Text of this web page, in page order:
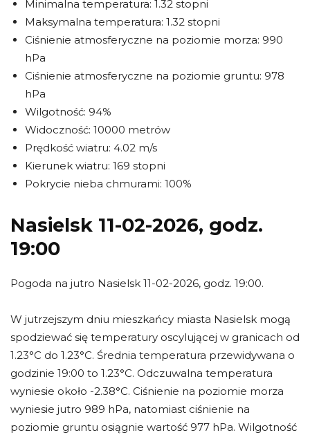
Minimalna temperatura: 1.32 stopni
Maksymalna temperatura: 1.32 stopni
Ciśnienie atmosferyczne na poziomie morza: 990
hPa
Ciśnienie atmosferyczne na poziomie gruntu: 978
hPa
Wilgotność: 94%
Widoczność: 10000 metrów
Prędkość wiatru: 4.02 m/s
Kierunek wiatru: 169 stopni
Pokrycie nieba chmurami: 100%
Nasielsk 11-02-2026, godz.
19:00
Pogoda na jutro Nasielsk 11-02-2026, godz. 19:00.
W jutrzejszym dniu mieszkańcy miasta Nasielsk mogą
spodziewać się temperatury oscylującej w granicach od
1.23°C do 1.23°C. Średnia temperatura przewidywana o
godzinie 19:00 to 1.23°C. Odczuwalna temperatura
wyniesie około -2.38°C. Ciśnienie na poziomie morza
wyniesie jutro 989 hPa, natomiast ciśnienie na
poziomie gruntu osiągnie wartość 977 hPa. Wilgotność